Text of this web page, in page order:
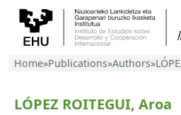
Home»Publications»Authors»
LÓPEZ ROITEGUI, Aroa